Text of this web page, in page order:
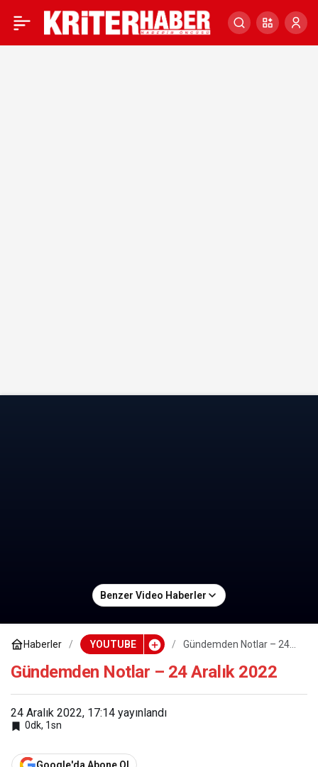
Benzer Video Haberler
Haberler YOUTUBE
Gündemden Notlar – 24
Gündemden Notlar – 24 Aralık 2022
24 Aralık 2022, 17:14 yayınlandı
0dk, 1sn
Google'da Abone Ol
Gündemden Notlar – 24 0